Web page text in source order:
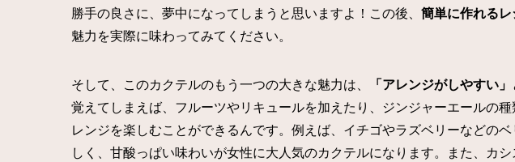
勝手の良さに、夢中になってしまうと思いますよ！この後、 簡単に作れる
魅力を実際に味わってみてください。
そして、このカクテルのもう一つの大きな魅力は、 「アレンジがしやすい」
覚えてしまえば、フルーツやリキュールを加えたり、ジンジャーエールの
レンジを楽しむことができるんです。例えば、イチゴやラズベリーなどの
しく、甘酸っぱい味わいが女性に大人気のカクテルになります。また、カ